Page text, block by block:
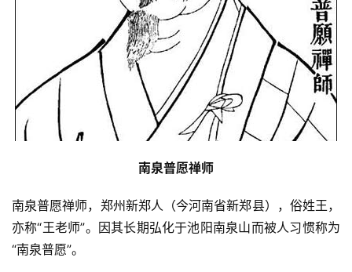
​南泉普愿禅师
南泉普愿禅师，郑州新郑人（今河南省新郑县），俗姓王，
亦称“王老师”。因其长期弘化于池阳南泉山而被人习惯称为
“南泉普愿”。